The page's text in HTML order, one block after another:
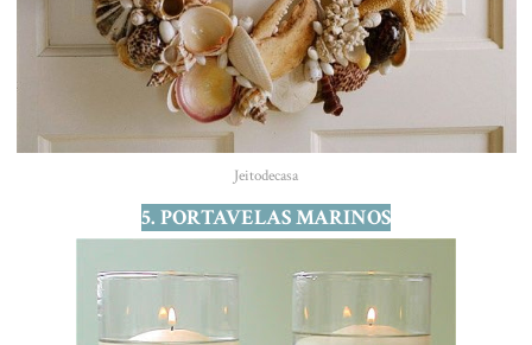
Jeitodecasa
5. PORTAVELAS MARINOS